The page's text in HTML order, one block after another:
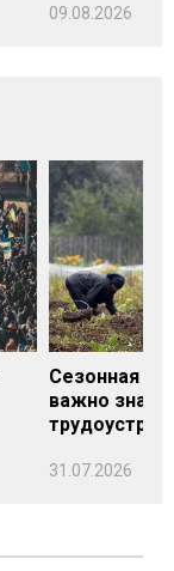
09.08.2026
Сезонная
важно знать
31.07.2026